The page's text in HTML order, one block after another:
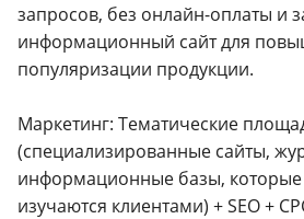
запросов, без онлайн-оплаты и
информационный сайт для
популяризации продукции.
Маркетинг: Тематические
(специализированные сайты,
информационные базы, которые
изучаются клиентами) + SEO +